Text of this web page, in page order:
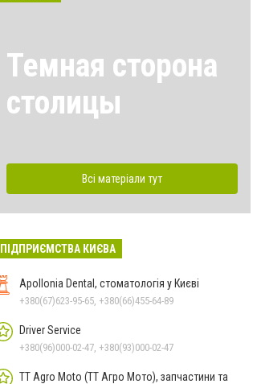
Темная сторона
столицы
Всі матеріали тут
ПІДПРИЄМСТВА КИЄВА
Apollonia Dental, стоматологія у Києві
+380(67)623-95-65, +380(66)455-64-89
Driver Service
+380(96)000-02-47, +380(93)000-02-47
TT Agro Moto (ТТ Агро Мото), запчастини та